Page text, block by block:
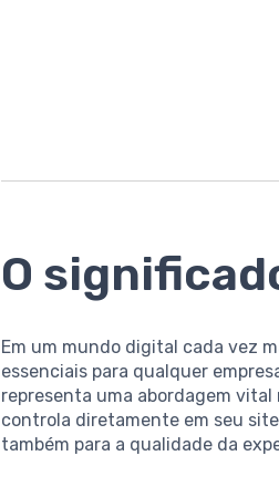
O
Em um mundo digital cada vez
essenciais para qualquer
representa uma abordagem
controla diretamente em seu
também para a qualidade da